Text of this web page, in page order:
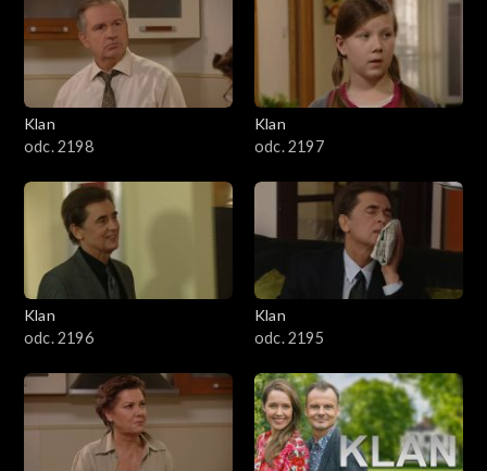
4201–4300
4101–4200
3901–4000
3801–3900
3701–3800
3601–3700
3501–3600
Klan
odc. 2198
Klan
odc. 2197
Klan
odc. 2196
Klan
odc. 2195